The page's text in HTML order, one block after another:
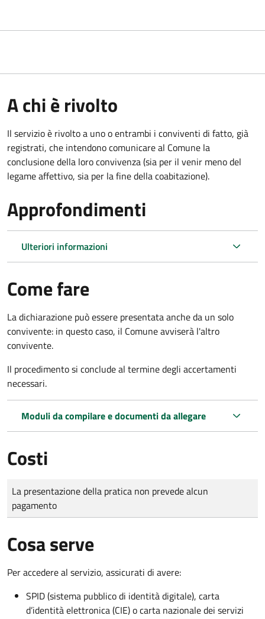
A chi è rivolto
Il servizio è rivolto a uno o entrambi i conviventi di fatto, già
registrati, che intendono comunicare al Comune la
conclusione della loro convivenza (sia per il venir meno del
legame affettivo, sia per la fine della coabitazione).
Approfondimenti
Ulteriori informazioni
Come fare
La dichiarazione può essere presentata anche da un solo
convivente: in questo caso, il Comune avviserà l'altro
convivente.
Il procedimento si conclude al termine degli accertamenti
necessari.
Moduli da compilare e documenti da allegare
Costi
Tipo di pagamento
Importo
La presentazione della pratica non prevede alcun
pagamento
Cosa serve
Per accedere al servizio, assicurati di avere:
SPID (sistema pubblico di identità digitale), carta
d’identità elettronica (CIE) o carta nazionale dei servizi